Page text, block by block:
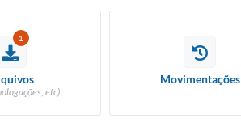
1
etc)
Movimentações